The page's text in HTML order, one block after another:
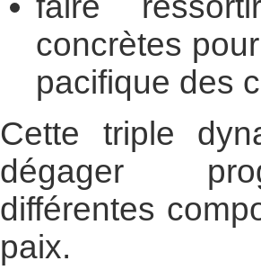
concrètes
pacifique des
Cette triple
dégager
différentes
paix.